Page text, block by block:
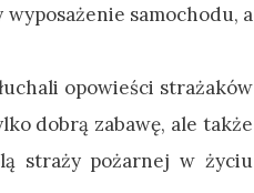
samochodu, a
opowieści strażaków
dobrą zabawę, ale także
straży pożarnej w życiu